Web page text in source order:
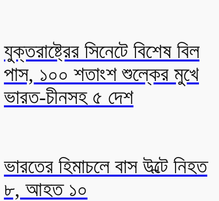
যুক্তরাষ্ট্রের সিনেটে বিশেষ বিল
পাস, ১০০ শতাংশ শুল্কের মুখে
ভারত-চীনসহ ৫ দেশ
ভারতের হিমাচলে বাস উল্টে নিহত
৮, আহত ১০